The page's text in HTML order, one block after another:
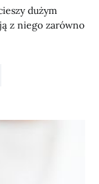
dużym
z niego zarówno